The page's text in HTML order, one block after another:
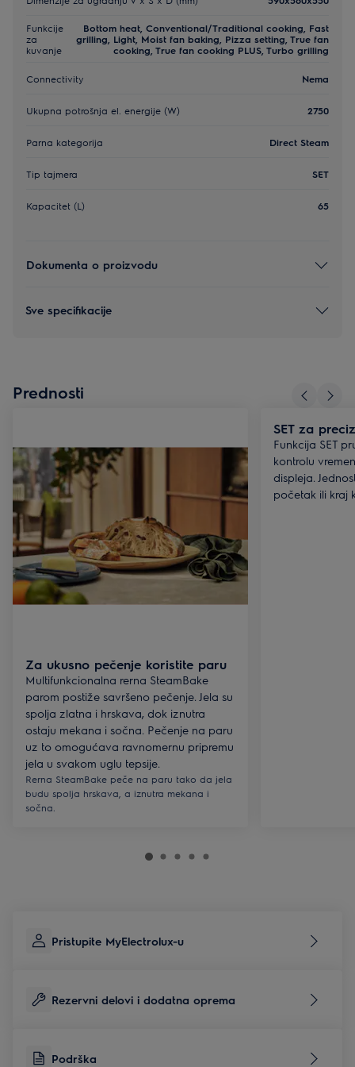
Funkcije
za
kuvanje
Bottom heat, Conventional/Traditional cooking, Fast
grilling, Light, Moist fan baking, Pizza setting, True fan
cooking, True fan cooking PLUS, Turbo grilling
Connectivity Nema
Ukupna potrošnja el. energije (W) 2750
Parna kategorija Direct Steam
Tip tajmera SET
Kapacitet (L) 65
Dokumenta o proizvodu
Sve specifikacije
Prednosti
Za ukusno pečenje koristite paru
Multifunkcionalna rerna SteamBake
parom postiže savršeno pečenje. Jela su
spolja zlatna i hrskava, dok iznutra
ostaju mekana i sočna. Pečenje na paru
uz to omogućava ravnomernu pripremu
jela u svakom uglu tepsije.
Rerna SteamBake peče na paru tako da jela
budu spolja hrskava, a iznutra mekana i
sočna.
SET za
Funkcija SET
kontrolu
displeja.
početak ili kraj
Pristupite MyElectrolux-u
Rezervni delovi i dodatna oprema
Podrška